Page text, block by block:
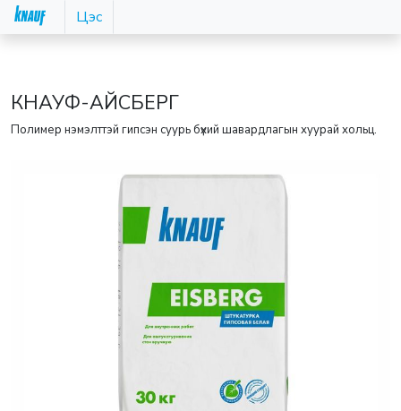
Цэс
КНАУФ-АЙСБЕРГ
Полимер нэмэлттэй гипсэн суурь бүхий шавардлагын хуурай хольц.